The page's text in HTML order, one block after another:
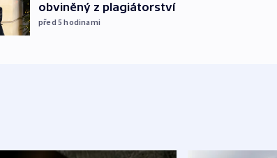
obviněný z plagiátorství
před 5hodinami